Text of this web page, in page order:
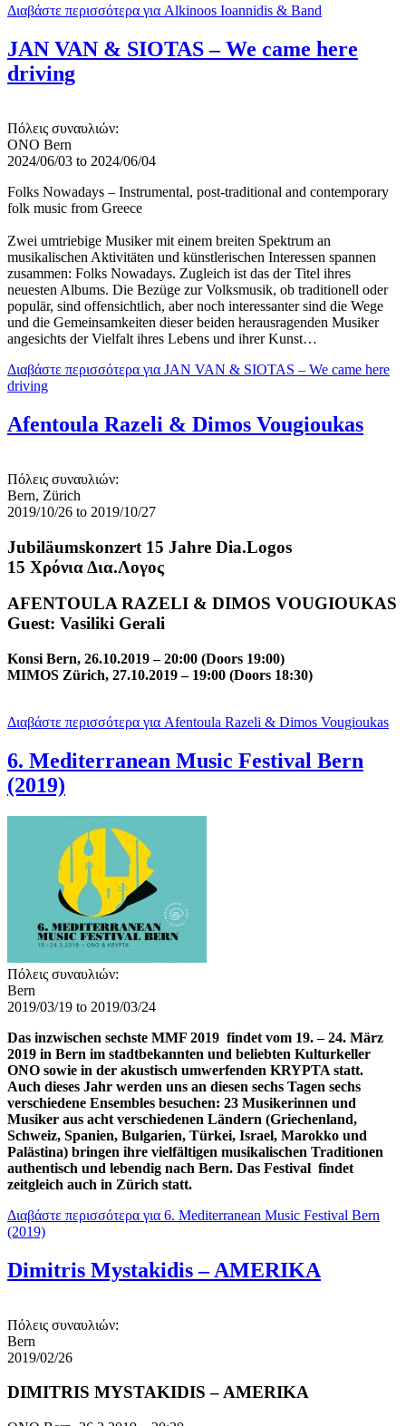
Διαβάστε περισσότερα για Alkinoos Ioannidis & Band
JAN VAN & SIOTAS – We came here
driving
Πόλεις συναυλιών:
ONO Bern
2024/06/03 to 2024/06/04
Folks Nowadays – Instrumental, post-traditional and contemporary
folk music from Greece
Zwei umtriebige Musiker mit einem breiten Spektrum an
musikalischen Aktivitäten und künstlerischen Interessen spannen
zusammen: Folks Nowadays. Zugleich ist das der Titel ihres
neuesten Albums. Die Bezüge zur Volksmusik, ob traditionell oder
populär, sind offensichtlich, aber noch interessanter sind die Wege
und die Gemeinsamkeiten dieser beiden herausragenden Musiker
angesichts der Vielfalt ihres Lebens und ihrer Kunst…
Διαβάστε περισσότερα για JAN VAN & SIOTAS – We came here
driving
Afentoula Razeli & Dimos Vougioukas
Πόλεις συναυλιών:
Bern, Zürich
2019/10/26 to 2019/10/27
Jubiläumskonzert 15 Jahre Dia.Logos
15 Χρόνια Δια.Λογος
AFENTOULA RAZELI & DIMOS VOUGIOUKAS
Guest: Vasiliki Gerali
Konsi Bern, 26.10.2019 – 20:00 (Doors 19:00)
MIMOS Zürich, 27.10.2019 – 19:00 (Doors 18:30)
Διαβάστε περισσότερα για Afentoula Razeli & Dimos Vougioukas
6. Mediterranean Music Festival Bern
(2019)
Πόλεις συναυλιών:
Bern
2019/03/19 to 2019/03/24
Das inzwischen sechste MMF 2019 findet vom 19. – 24. März
2019 in Bern im stadtbekannten und beliebten Kulturkeller
ONO sowie in der akustisch umwerfenden KRYPTA statt.
Auch dieses Jahr werden uns an diesen sechs Tagen sechs
verschiedene Ensembles besuchen: 23 Musikerinnen und
Musiker aus acht verschiedenen Ländern (Griechenland,
Schweiz, Spanien, Bulgarien, Türkei, Israel, Marokko und
Palästina) bringen ihre vielfältigen musikalischen Traditionen
authentisch und lebendig nach Bern. Das Festival findet
zeitgleich auch in Zürich statt.
Διαβάστε περισσότερα για 6. Mediterranean Music Festival Bern
(2019)
Dimitris Mystakidis – AMERIKA
Πόλεις συναυλιών:
Bern
2019/02/26
DIMITRIS MYSTAKIDIS – AMERIKA